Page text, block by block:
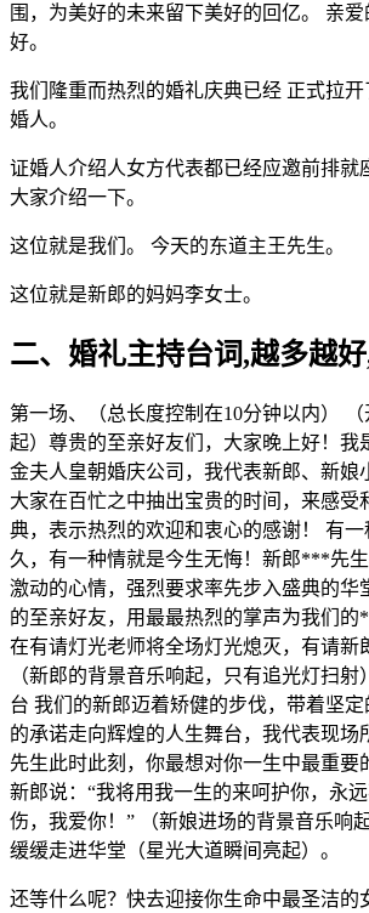
围，为美好的未来留下美好的回亿。 亲
好。
我们隆重而热烈的婚礼庆典已经 正式拉
婚人。
证婚人介绍人女方代表都已经应邀前排就
大家介绍一下。
这位就是我们。 今天的东道主王先生。
这位就是新郎的妈妈李女士。
二、婚礼主持台词,越多越
第一场、（总长度控制在10分钟以内）
起）尊贵的至亲好友们，大家晚上好！我
金夫人皇朝婚庆公司，我代表新郎、新娘
大家在百忙之中抽出宝贵的时间，来感受
典，表示热烈的欢迎和衷心的感谢！ 有
久，有一种情就是今生无悔！新郎***先
激动的心情，强烈要求率先步入盛典的华
的至亲好友，用最最热烈的掌声为我们
在有请灯光老师将全场灯光熄灭，有请新
（新郎的背景音乐响起，只有追光灯扫
台 我们的新郎迈着矫健的步伐，带着坚
的承诺走向辉煌的人生舞台，我代表现
先生此时此刻，你最想对你一生中最重要
新郎说：“我将用我一生的来呵护你，永
伤，我爱你！” （新娘进场的背景音乐响
缓缓走进华堂（星光大道瞬间亮起）。
还等什么呢？快去迎接你生命中最圣洁的